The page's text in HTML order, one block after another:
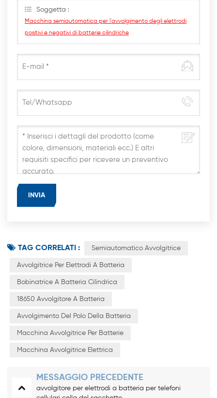
Soggetta :
Macchina semiautomatica per l'avvolgimento degli elettrodi
positivi e negativi di batterie cilindriche
TAG CORRELATI : Semiautomatico Avvolgitrice
Avvolgitrice Per Elettrodi A Batteria
Bobinatrice A Batteria Cilindrica
18650 Avvolgitore A Batteria
Avvolgimento Del Polo Della Batteria
Macchina Avvolgitrice Per Batterie
Macchina Avvolgitrice Elettrica
MESSAGGIO PRECEDENTE
avvolgitore per elettrodi a batteria per telefoni